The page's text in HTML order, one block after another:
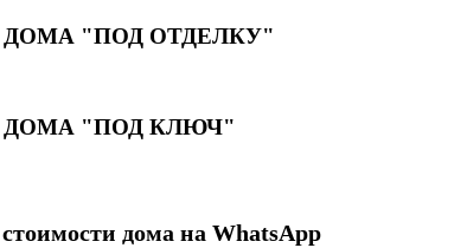
"ПОД ОТДЕЛКУ"
ДОМА "ПОД КЛЮЧ"
дома на WhatsApp